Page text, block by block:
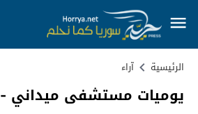
الرئيسية آراء
يوميات مستشفى ميداني -4- تحت القصف